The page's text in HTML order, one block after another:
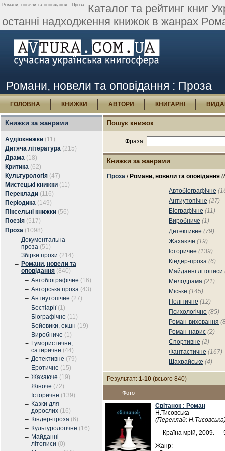
Романи, новели та оповідання : Проза. Каталог та рейтинг книг
останні надходження книжок в жанрах
Романи, новели та оповідання : Проза
ГОЛОВНА КНИЖКИ АВТОРИ КНИГАРНІ
Книжки за жанрами
Аудіокнижки (11)
Дитяча література (215)
Драма (18)
Критика (62)
Культурологія (47)
Мистецькі книжки (11)
Переклади (116)
Періодика (149)
Піксельні книжки (56)
Поезія (517)
Проза (1098)
+ Документальна
проза (51)
+ Збірки прози (214)
– Романи, новели та
оповідання (840)
– Автобіографічне (16)
– Авторська проза (43)
– Антиутопічне (27)
– Бестіарії (1)
– Біографічне (11)
– Бойовики, екшн (19)
– Виробниче (1)
+ Гумористичне,
сатиричне (44)
+ Детективне (79)
– Еротичне (15)
– Жахаюче (19)
+ Жіноче (72)
+ Історичне (139)
– Казки для
дорослих (16)
– Кіндер-проза (6)
– Культурологічне (16)
– Майданні
літописи (0)
Пошук книжок
Фраза:
Книжки за жанрами
Проза / Романи, новели та оповідання
Автобіографічне
Антиутопічне (27)
Біографічне (11)
Виробниче (1)
Детективне (79)
Жахаюче (19)
Історичне (139)
Кіндер-проза (6)
Майданні літописи
Мелодрама (21)
Міське (145)
Політичне (12)
Психологічне (85)
Роман-виховання
Роман-нарис (2)
Спортивне (2)
Фантастичне (167)
Шахрайське (4)
Результат: 1-10 (всього 840)
Фото
Світанок : Роман
Н.Тисовська
(Переклад:
— Країна мрій, 2009. —
Жанр: